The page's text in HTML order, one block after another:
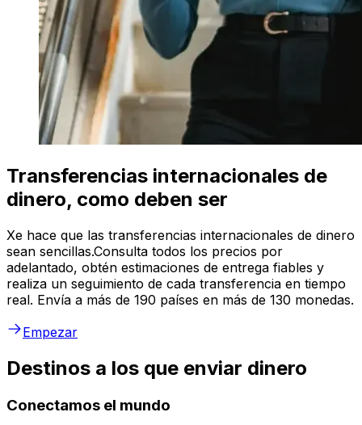
Transferencias internacionales de
dinero, como deben ser
Xe hace que las transferencias internacionales de dinero
sean sencillas.Consulta todos los precios por
adelantado, obtén estimaciones de entrega fiables y
realiza un seguimiento de cada transferencia en tiempo
real. Envía a más de 190 países en más de 130 monedas.
Empezar
Destinos a los que enviar dinero
Conectamos el mundo